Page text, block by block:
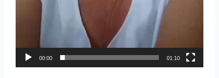
00:00 01:10